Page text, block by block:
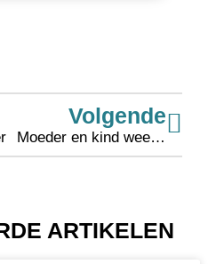
Volgende
Moeder en kind weer samen!
ARTIKELEN